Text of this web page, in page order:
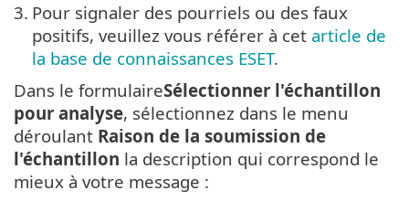
3. Pour signaler des pourriels ou des faux
positifs, veuillez vous référer à cet article de
la base de connaissances ESET.
Dans le formulaireSélectionner l'échantillon
pour analyse, sélectionnez dans le menu
déroulant Raison de la soumission de
l'échantillon la description qui correspond le
mieux à votre message :